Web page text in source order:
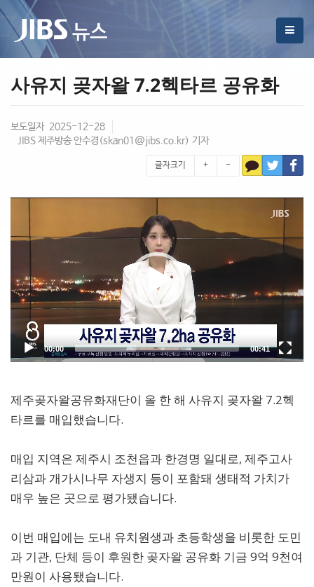
사유지 곶자왈 7.2헥타르 공유화
보도일자 2025-12-28
JIBS 제주방송 안수경(skan01@jibs.co.kr) 기자
글자크기 + -
제주곶자왈공유화재단이 올 한 해 사유지 곶자왈 7.2헥
타르를 매입했습니다.
매입 지역은 제주시 조천읍과 한경명 일대로, 제주고사
리삼과 개가시나무 자생지 등이 포함돼 생태적 가치가
매우 높은 곳으로 평가됐습니다.
이번 매입에는 도내 유치원생과 초등학생을 비롯한 도민
과 기관, 단체 등이 후원한 곶자왈 공유화 기금 9억 9천여
만원이 사용됐습니다.